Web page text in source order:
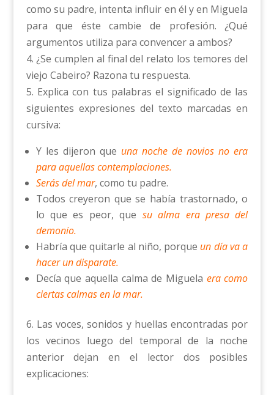
como su padre, intenta influir en él y en Miguela
para que éste cambie de profesión. ¿Qué
argumentos utiliza para convencer a ambos?
4. ¿Se cumplen al final del relato los temores del
viejo Cabeiro? Razona tu respuesta.
5. Explica con tus palabras el significado de las
siguientes expresiones del texto marcadas en
cursiva:
Y les dijeron que una noche de novios no era
para aquellas contemplaciones.
Serás del mar, como tu padre.
Todos creyeron que se había trastornado, o
lo que es peor, que su alma era presa del
demonio.
Habría que quitarle al niño, porque un día va a
hacer un disparate.
Decía que aquella calma de Miguela era como
ciertas calmas en la mar.
6. Las voces, sonidos y huellas encontradas por
los vecinos luego del temporal de la noche
anterior dejan en el lector dos posibles
explicaciones: